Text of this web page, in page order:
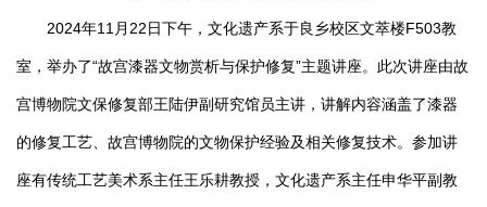
2024年11月22日下午，文化遗产系于良乡校区文萃楼F503教
室，举办了“故宫漆器文物赏析与保护修复”主题讲座。此次讲座由故
宫博物院文保修复部王陆伊副研究馆员主讲，讲解内容涵盖了漆器
的修复工艺、故宫博物院的文物保护经验及相关修复技术。参加讲
座有传统工艺美术系主任王乐耕教授，文化遗产系主任申华平副教